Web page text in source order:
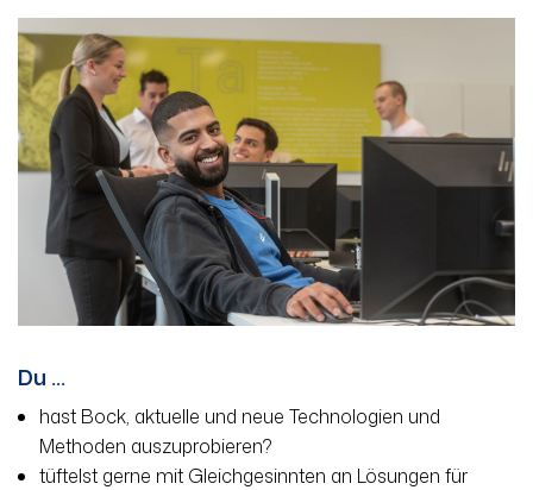
Du ...
hast Bock, aktuelle und neue Technologien und
Methoden auszuprobieren?
tüftelst gerne mit Gleichgesinnten an Lösungen für